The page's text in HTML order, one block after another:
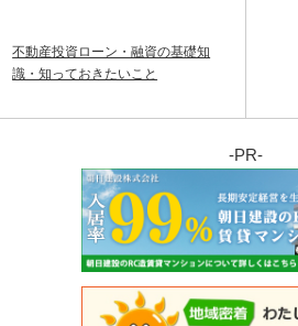
不動産投資ローン・融資の基礎知
識・知っておきたいこと
-PR-